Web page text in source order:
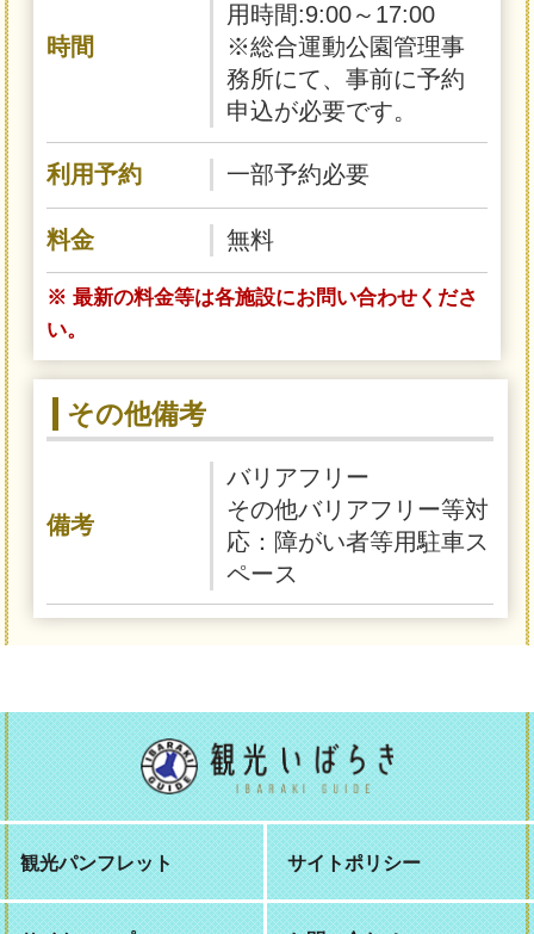
時間
用時間:9:00～17:00
※総合運動公園管理事
務所にて、事前に予約
申込が必要です。
利用予約 一部予約必要
料金 無料
※ 最新の料金等は各施設にお問い合わせくださ
い。
その他備考
備考
バリアフリー
その他バリアフリー等対
応：障がい者等用駐車ス
ペース
観光パンフレット サイトポリシー